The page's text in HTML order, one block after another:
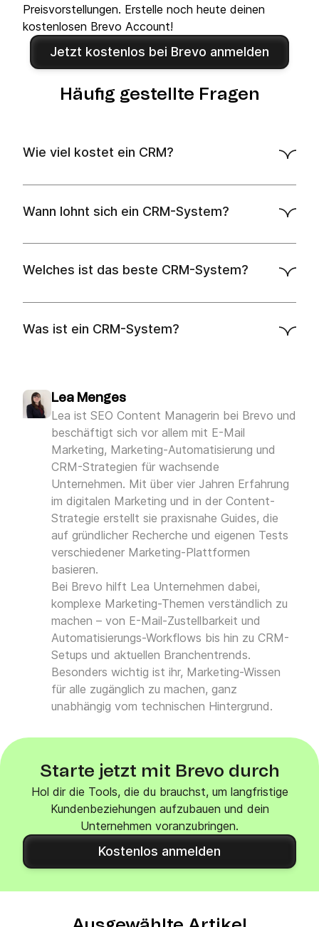
Preisvorstellungen. Erstelle noch heute deinen
kostenlosen Brevo Account!
Jetzt kostenlos bei Brevo anmelden
Häufig gestellte Fragen
Wie viel kostet ein CRM?
Wann lohnt sich ein CRM-System?
Welches ist das beste CRM-System?
Anforderungen deines Unternehmens
Was ist ein CRM-System?
Marketing und Kundenservice
Lea Menges
Lea ist SEO Content Managerin bei Brevo und
beschäftigt sich vor allem mit E-Mail
Marketing, Marketing-Automatisierung und
CRM-Strategien für wachsende
Unternehmen. Mit über vier Jahren Erfahrung
im digitalen Marketing und in der Content-
Strategie erstellt sie praxisnahe Guides, die
auf gründlicher Recherche und eigenen Tests
verschiedener Marketing-Plattformen
basieren.
Bei Brevo hilft Lea Unternehmen dabei,
komplexe Marketing-Themen verständlich zu
machen – von E-Mail-Zustellbarkeit und
Automatisierungs-Workflows bis hin zu CRM-
Setups und aktuellen Branchentrends.
Besonders wichtig ist ihr, Marketing-Wissen
für alle zugänglich zu machen, ganz
unabhängig vom technischen Hintergrund.
Starte jetzt mit Brevo durch
Hol dir die Tools, die du brauchst, um langfristige
Kundenbeziehungen aufzubauen und dein
Unternehmen voranzubringen.
Kostenlos anmelden